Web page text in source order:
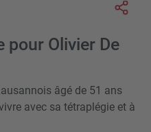
pour Olivier De
âgé de 51 ans
avec sa tétraplégie et à